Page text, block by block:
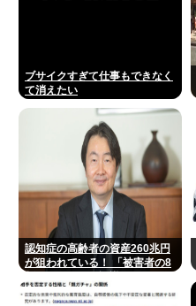
ブサイクすぎて仕事もできなく
て消えたい
認知症の高齢者の資産260兆円
が狙われている！ 「被害者の8